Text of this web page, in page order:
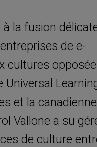
la fusion
de e-
cultures
Universal
et la canadienne
Vallone a su
de culture